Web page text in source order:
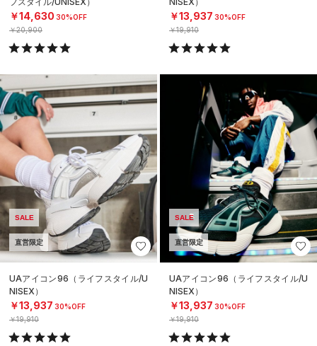
￥14,630 30%OFF
￥20,900
￥13,937 30%OFF
￥19,910
SALE
直営限定
UAアイコン96（ライフスタイル/U
NISEX）
￥13,937 30%OFF
￥19,910
SALE
直営限定
UAアイコン96（ライフスタイル/U
NISEX）
￥13,937 30%OFF
￥19,910